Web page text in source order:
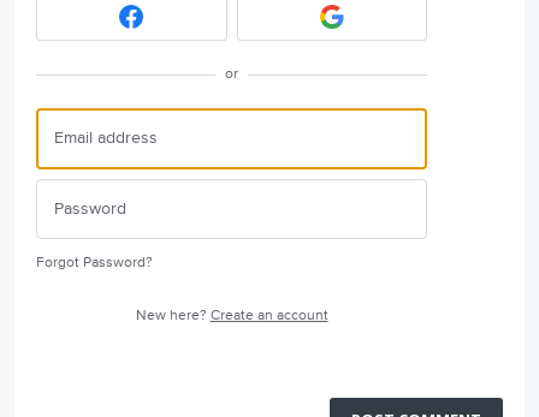
or
Forgot Password?
New here? Create an account